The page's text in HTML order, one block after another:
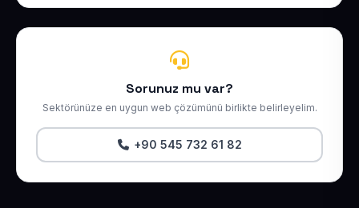
Sorunuz mu var?
Sektörünüze en uygun web çözümünü birlikte belirleyelim.
+90 545 732 61 82